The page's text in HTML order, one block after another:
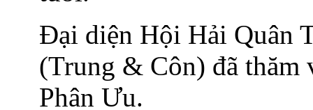
Ðại diện Hội Hải Quân
(Trung & Côn) đã thăm
Phân Ưu.